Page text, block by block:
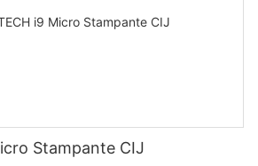
Stampante CIJ